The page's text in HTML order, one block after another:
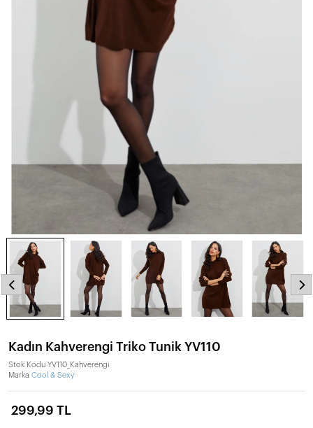
Kadın Kahverengi Triko Tunik YV110
Stok Kodu YV110_Kahverengi
Marka Cool & Sexy
299,99 TL